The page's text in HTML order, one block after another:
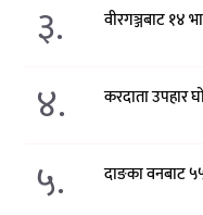
३. वीरगञ्जबाट १४
४. करदाता उपहार
५. दाङका वनबाट